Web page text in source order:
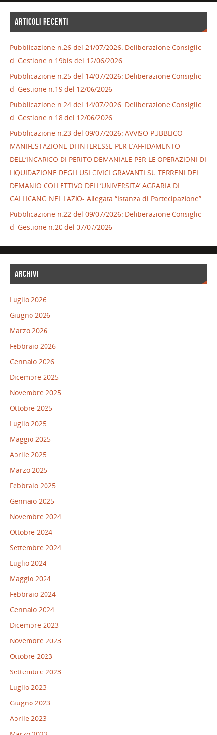
ARTICOLI RECENTI
Pubblicazione n.26 del 21/07/2026: Deliberazione Consiglio
di Gestione n.19bis del 12/06/2026
Pubblicazione n.25 del 14/07/2026: Deliberazione Consiglio
di Gestione n.19 del 12/06/2026
Pubblicazione n.24 del 14/07/2026: Deliberazione Consiglio
di Gestione n.18 del 12/06/2026
Pubblicazione n.23 del 09/07/2026: AVVISO PUBBLICO
MANIFESTAZIONE DI INTERESSE PER L’AFFIDAMENTO
DELL’INCARICO DI PERITO DEMANIALE PER LE OPERAZIONI DI
LIQUIDAZIONE DEGLI USI CIVICI GRAVANTI SU TERRENI DEL
DEMANIO COLLETTIVO DELL’UNIVERSITA’ AGRARIA DI
GALLICANO NEL LAZIO- Allegata “Istanza di Partecipazione”.
Pubblicazione n.22 del 09/07/2026: Deliberazione Consiglio
di Gestione n.20 del 07/07/2026
ARCHIVI
Luglio 2026
Giugno 2026
Marzo 2026
Febbraio 2026
Gennaio 2026
Dicembre 2025
Novembre 2025
Ottobre 2025
Luglio 2025
Maggio 2025
Aprile 2025
Marzo 2025
Febbraio 2025
Gennaio 2025
Novembre 2024
Ottobre 2024
Settembre 2024
Luglio 2024
Maggio 2024
Febbraio 2024
Gennaio 2024
Dicembre 2023
Novembre 2023
Ottobre 2023
Settembre 2023
Luglio 2023
Giugno 2023
Aprile 2023